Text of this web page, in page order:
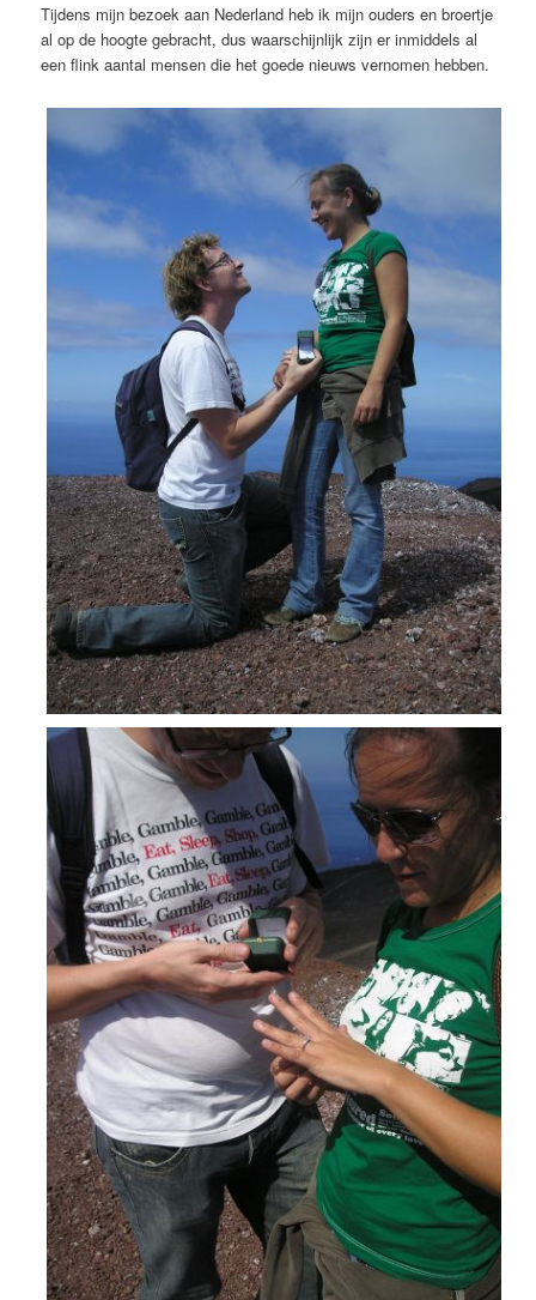
Tijdens mijn bezoek aan Nederland heb ik mijn ouders en broertje
al op de hoogte gebracht, dus waarschijnlijk zijn er inmiddels al
een flink aantal mensen die het goede nieuws vernomen hebben.